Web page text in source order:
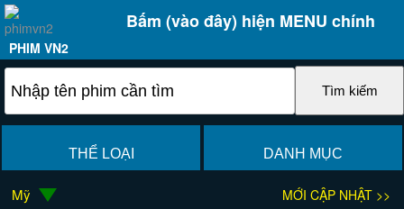
Bấm (vào đây) hiện MENU chính
PHIM VN2
THỂ LOẠI DANH MỤC
Mỹ MỚI CẬP NHẬT >>